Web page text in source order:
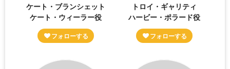
ケート・ブランシェット
ケート・ウィーラー役
トロイ・ギャリティ
ハービー・ポラード役